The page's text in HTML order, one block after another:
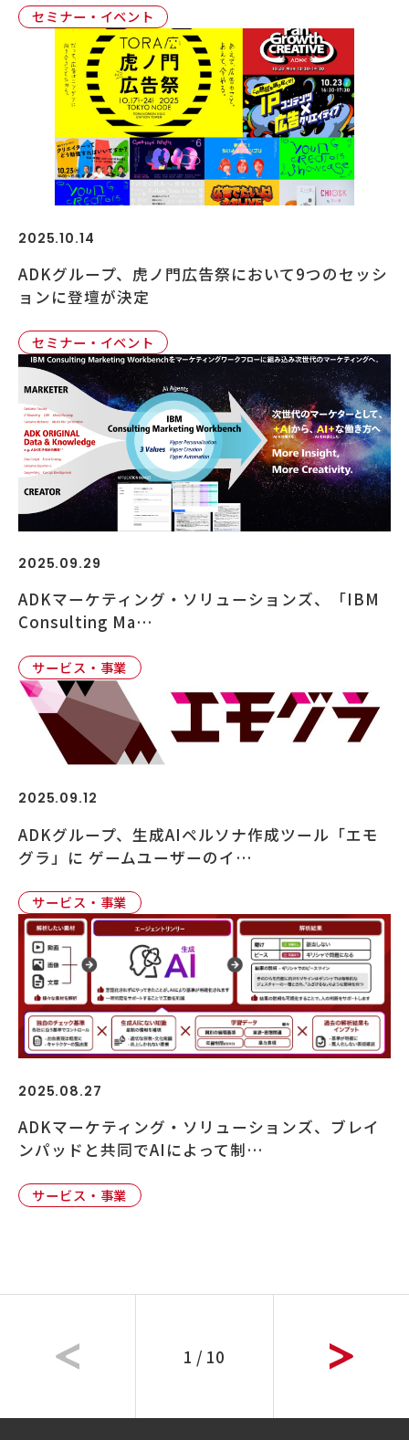
セミナー・イベント
2025.10.14
ADKグループ、虎ノ門広告祭において9つのセッシ
ョンに登壇が決定
セミナー・イベント
2025.09.29
ADKマーケティング・ソリューションズ、「IBM
Consulting Ma…
サービス・事業
2025.09.12
ADKグループ、生成AIペルソナ作成ツール「エモ
グラ」に ゲームユーザーのイ…
サービス・事業
2025.08.27
ADKマーケティング・ソリューションズ、ブレイ
ンパッドと共同でAIによって制…
サービス・事業
1 / 10